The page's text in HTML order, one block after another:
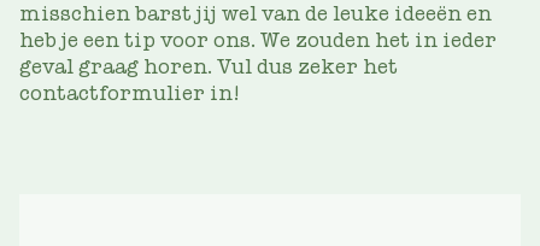
misschien barst jij wel van de leuke ideeën en
heb je een tip voor ons. We zouden het in ieder
geval graag horen. Vul dus zeker het
contactformulier in!